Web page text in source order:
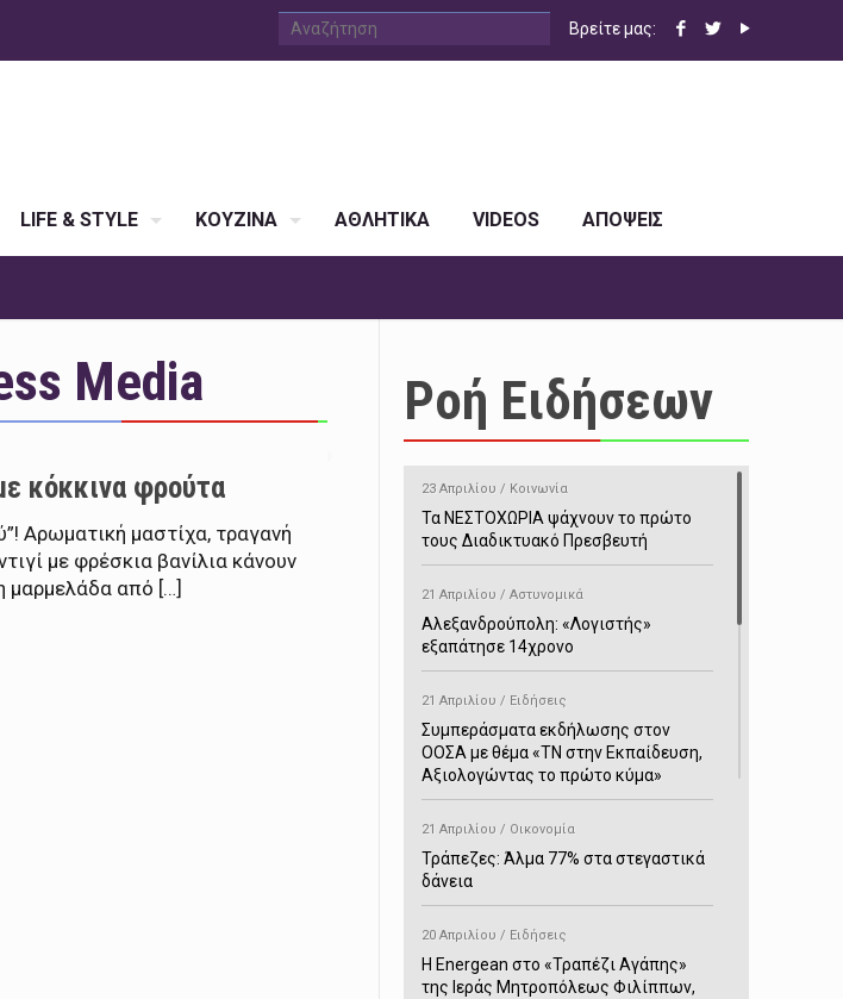
Βρείτε μας:
LIFE & STYLE ΚΟΥΖΙΝΑ ΑΘΛΗΤΙΚΑ VIDEOS ΑΠΟΨΕΙΣ
Media
κόκκινα φρούτα
Αρωματική μαστίχα, τραγανή
με φρέσκια βανίλια κάνουν
μαρμελάδα από […]
Ροή Ειδήσεων
23 Απριλίου / Κοινωνία
Τα ΝΕΣΤΟΧΩΡΙΑ ψάχνουν το πρώτο
τους Διαδικτυακό Πρεσβευτή
21 Απριλίου / Αστυνομικά
Αλεξανδρούπολη: «Λογιστής»
εξαπάτησε 14χρονο
21 Απριλίου / Ειδήσεις
Συμπεράσματα εκδήλωσης στον
ΟΟΣΑ με θέμα «ΤΝ στην Εκπαίδευση,
Αξιολογώντας το πρώτο κύμα»
21 Απριλίου / Οικονομία
Τράπεζες: Άλμα 77% στα στεγαστικά
δάνεια
20 Απριλίου / Ειδήσεις
H Energean στο «Τραπέζι Αγάπης»
της Ιεράς Μητροπόλεως Φιλίππων,